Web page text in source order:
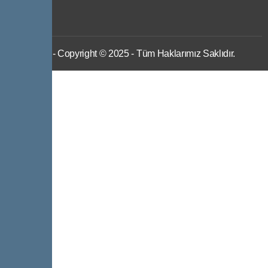
- Copyright © 2025 - Tüm Haklarımız Saklıdır.